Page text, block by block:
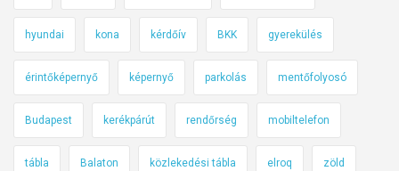
hyundai kona kérdőív BKK gyerekülés
érintőképernyő képernyő parkolás mentőfolyosó
Budapest kerékpárút rendőrség mobiltelefon
tábla Balaton közlekedési tábla elroq zöld